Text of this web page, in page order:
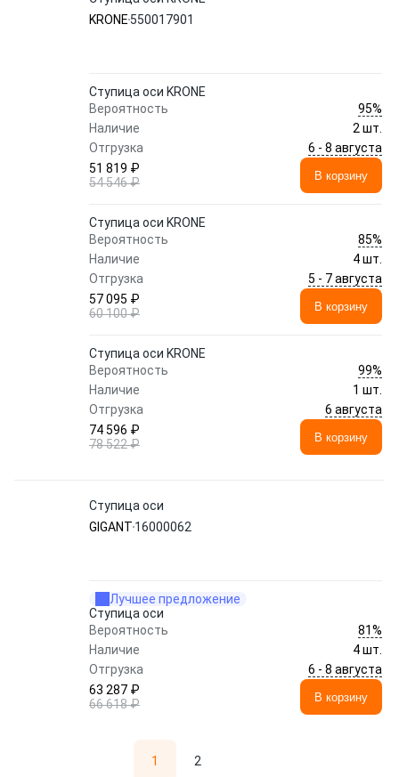
KRONE 550017901
Ступица оси KRONE
Вероятность
95%
Наличие
2 шт.
Отгрузка
6 - 8 августа
51 819 ₽
54 546 ₽
В корзину
Ступица оси KRONE
Вероятность
85%
Наличие
4 шт.
Отгрузка
5 - 7 августа
57 095 ₽
60 100 ₽
В корзину
Ступица оси KRONE
Вероятность
99%
Наличие
1 шт.
Отгрузка
6 августа
74 596 ₽
78 522 ₽
В корзину
Ступица оси
GIGANT 16000062
Лучшее предложение
Ступица оси
Вероятность
81%
Наличие
4 шт.
Отгрузка
6 - 8 августа
63 287 ₽
66 618 ₽
В корзину
1 2